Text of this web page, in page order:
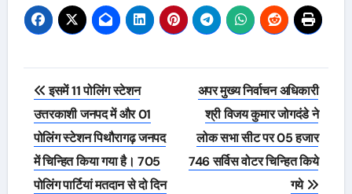
Post
navigation
इसमें 11 पोलिंग स्टेशन
उत्तरकाशी जनपद में और 01
पोलिंग स्टेशन पिथौरागढ़ जनपद
में चिन्हित किया गया है। 705
पोलिंग पार्टियां मतदान से दो दिन
अपर मुख्य निर्वाचन अधिकारी
श्री विजय कुमार जोगदंडे ने
लोक सभा सीट पर 05 हजार
746 सर्विस वोटर चिन्हित किये
गये